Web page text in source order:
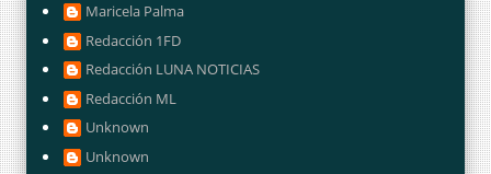
Maricela Palma
Redacción 1FD
Redacción LUNA NOTICIAS
Redacción ML
Unknown
Unknown